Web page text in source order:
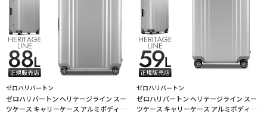
ゼロハリバートン
ゼロハリバートン ヘリテージライン スー
ツケース キャリーケース アルミボディ L
ゼロハリバートン
ゼロハリバートン ヘリテージライン スー
ツケース キャリーケース アルミボディ M